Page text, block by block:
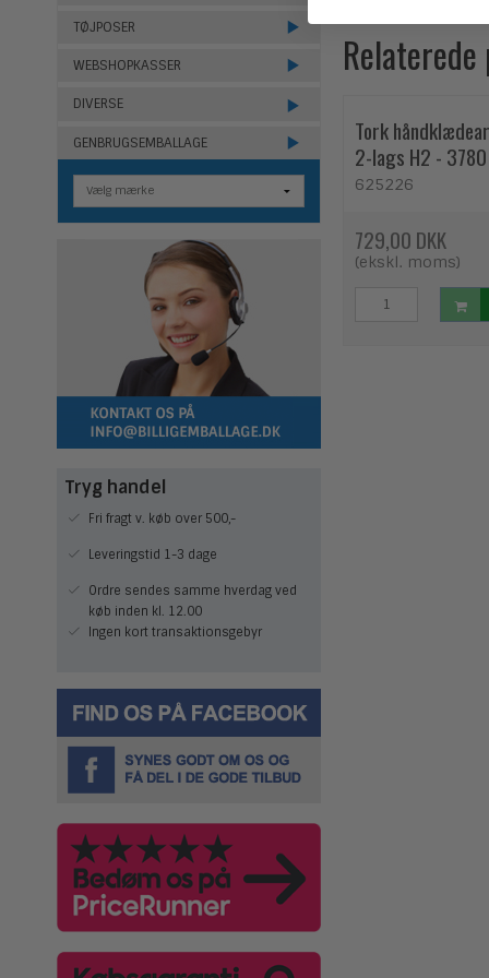
TØJPOSER
WEBSHOPKASSER
DIVERSE
GENBRUGSEMBALLAGE
Tryg handel
Fri fragt v. køb over 500,-
Leveringstid 1-3 dage
Ordre sendes samme hverdag ved
køb inden kl. 12.00
Ingen kort transaktionsgebyr
Tork
2-lags H2 -
625226
729,00 DKK
(ekskl. moms)